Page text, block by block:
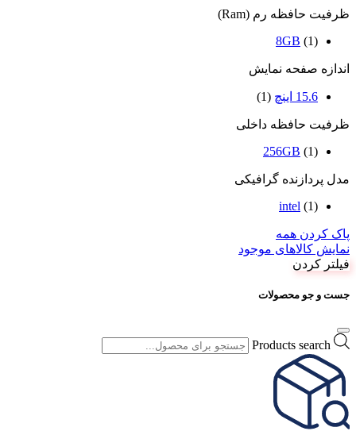
ظرفیت حافظه رم (Ram)
8GB (1)
اندازه صفحه نمایش
15.6 اینچ (1)
ظرفیت حافظه داخلی
256GB (1)
مدل پردازنده گرافیکی
intel (1)
پاک کردن همه
نمایش کالاهای موجود
فیلتر کردن
جست و جو محصولات
Products search